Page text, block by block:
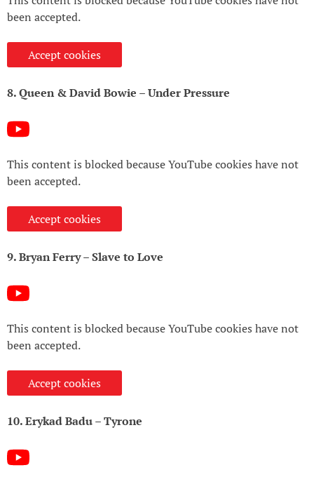
been accepted.
Accept cookies
8. Queen & David Bowie – Under Pressure
This content is blocked because YouTube cookies have not
been accepted.
Accept cookies
9. Bryan Ferry – Slave to Love
This content is blocked because YouTube cookies have not
been accepted.
Accept cookies
10. Erykad Badu – Tyrone